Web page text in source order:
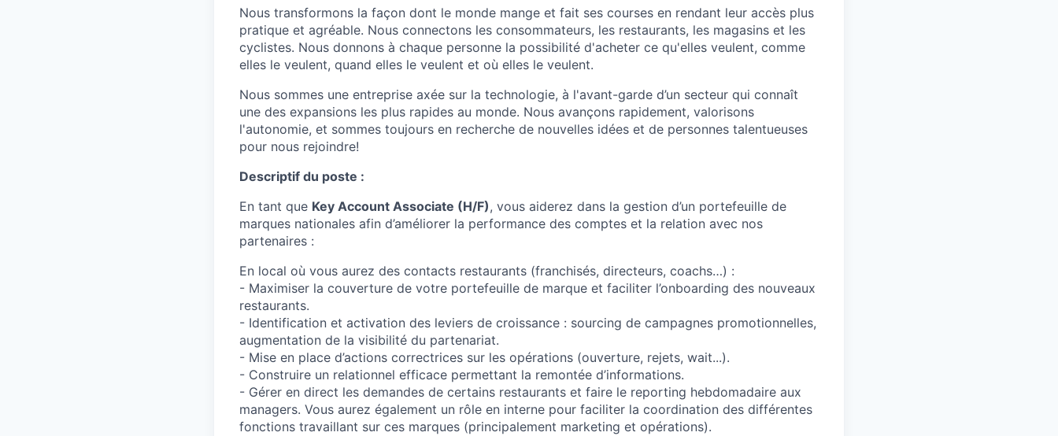
Nous transformons la façon dont le monde mange et fait ses courses en rendant leur accès plus
pratique et agréable. Nous connectons les consommateurs, les restaurants, les magasins et les
cyclistes. Nous donnons à chaque personne la possibilité d'acheter ce qu'elles veulent, comme
elles le veulent, quand elles le veulent et où elles le veulent.
Nous sommes une entreprise axée sur la technologie, à l'avant-garde d’un secteur qui connaît
une des expansions les plus rapides au monde. Nous avançons rapidement, valorisons
l'autonomie, et sommes toujours en recherche de nouvelles idées et de personnes talentueuses
pour nous rejoindre!
Descriptif du poste :
En tant que Key Account Associate (H/F), vous aiderez dans la gestion d’un portefeuille de
marques nationales afin d’améliorer la performance des comptes et la relation avec nos
partenaires :
En local où vous aurez des contacts restaurants (franchisés, directeurs, coachs…) :
- Maximiser la couverture de votre portefeuille de marque et faciliter l’onboarding des nouveaux
restaurants.
- Identification et activation des leviers de croissance : sourcing de campagnes promotionnelles,
augmentation de la visibilité du partenariat.
- Mise en place d’actions correctrices sur les opérations (ouverture, rejets, wait...).
- Construire un relationnel efficace permettant la remontée d’informations.
- Gérer en direct les demandes de certains restaurants et faire le reporting hebdomadaire aux
managers. Vous aurez également un rôle en interne pour faciliter la coordination des différentes
fonctions travaillant sur ces marques (principalement marketing et opérations).